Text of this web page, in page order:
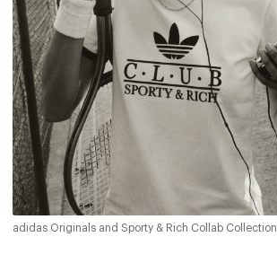
adidas Originals and Sporty & Rich Collab Collection